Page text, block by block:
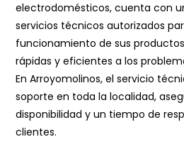
electrodomésticos, cuenta con
servicios técnicos autorizados
funcionamiento de sus
rápidas y eficientes a los
En Arroyomolinos, el servicio
soporte en toda la localidad,
disponibilidad y un tiempo de
clientes.